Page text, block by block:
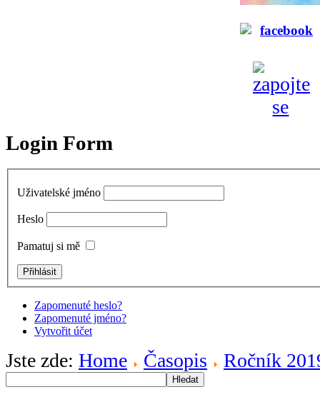
Login Form
Uživatelské jméno
Heslo
Pamatuj si mě
Zapomenuté heslo?
Zapomenuté jméno?
Vytvořit účet
Jste zde: Home Časopis Ročník
Hledat